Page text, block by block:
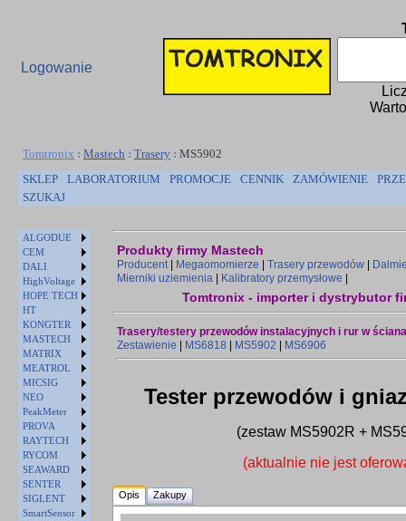
Logowanie
Tomtronix : Mastech : Trasery : MS5902
SKLEP
LABORATORIUM PROMOCJE CENNIK ZAMÓWIENIE
SZUKAJ
ALGODUE
CEM
DALI
HighVoltage
HOPE TECH
HT
KONGTER
MASTECH
MATRIX
MEATROL
MICSIG
NEO
PeakMeter
PROVA
RAYTECH
RYCOM
SEAWARD
SENTER
SIGLENT
SmartSensor
Produkty firmy Mastech
Producent| Megaomomierze Trasery przewodów
Mierniki uziemienia
Kalibratory przemysłowe
Tomtronix - importer i dystrybutor
Trasery/testery przewodów instalacyjnych i rur w
Zestawienie
MS6818 MS5902 MS6906
Tester przewodów i
(zestaw MS5902R +
(aktualnie nie jest
Opis Zakupy